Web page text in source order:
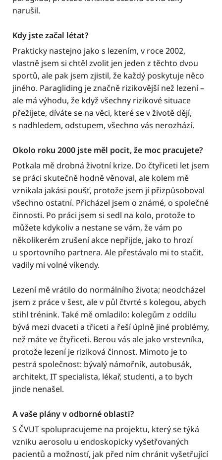
narušil.
Kdy jste začal létat?
Prakticky nastejno jako s lezením, v roce 2002,
vlastně jsem si chtěl zvolit jen jeden z těchto dvou
sportů, ale pak jsem zjistil, že každý poskytuje něco
jiného. Paragliding je značně rizikovější než lezení –
ale má výhodu, že když všechny rizikové situace
přežijete, díváte se na věci, které se v životě dějí,
s nadhledem, odstupem, všechno vás nerozhází.
Okolo roku 2000 jste měl pocit, že moc pracujete?
Potkala mě drobná životní krize. Do čtyřiceti let jsem
se práci skutečně hodně věnoval, ale kolem mě
vznikala jakási poušť, protože jsem jí přizpůsoboval
všechno ostatní. Přicházel jsem o známé, o společné
činnosti. Po práci jsem si sedl na kolo, protože to
můžete kdykoliv a nestane se vám, že vám po
několikerém zrušení akce nepřijde, jako to hrozí
u sportovního partnera. Ale přestávalo mi to stačit,
vadily mi volné víkendy.
Lezení mě vrátilo do normálního života; neodcházel
jsem z práce v šest, ale v půl čtvrté s kolegou, abych
stihl trénink. Také mě omladilo: kolegům z oddílu
bývá mezi dvaceti a třiceti a řeší úplně jiné problémy,
než máte ve čtyřiceti. Berou vás ale jako vrstevníka,
protože lezení je riziková činnost. Mimoto je to
pestrá společnost: bývalý námořník, autobusák,
architekt, IT specialista, lékař, studenti, a to bych
jinde nenašel.
A vaše plány v odborné oblasti?
S ČVUT spolupracujeme na projektu, který se týká
vzniku aerosolu u endoskopicky vyšetřovaných
pacientů a možností, jak před ním chránit vyšetřující